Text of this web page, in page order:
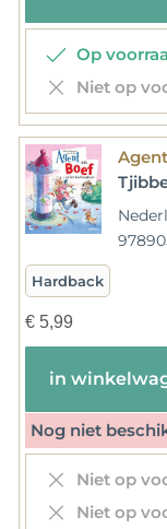
Op
Niet op
Hardback
€5,99
in
Nog niet
Niet op
Niet op